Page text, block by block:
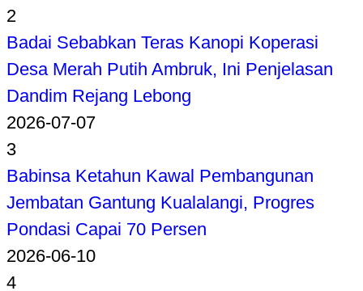
2
Badai Sebabkan Teras Kanopi Koperasi
Desa Merah Putih Ambruk, Ini Penjelasan
Dandim Rejang Lebong
2026-07-07
3
Babinsa Ketahun Kawal Pembangunan
Jembatan Gantung Kualalangi, Progres
Pondasi Capai 70 Persen
2026-06-10
4